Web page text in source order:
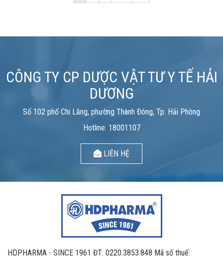
CÔNG TY CP DƯỢC VẬT TƯ Y TẾ HẢI
DƯƠNG
Số 102 phố Chi Lăng, phường Thành Đông, Tp. Hải Phòng
Hotline: 18001107
LIÊN HỆ
HDPHARMA - SINCE 1961 ĐT: 0220.3853.848 Mã số thuế: